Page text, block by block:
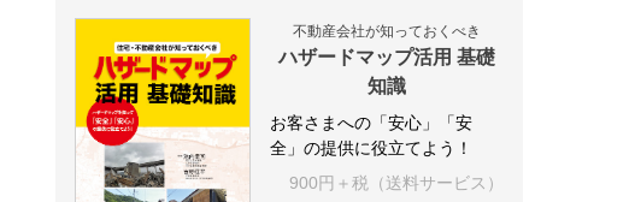
不動産会社が知っておくべき
ハザードマップ活用 基礎
知識
お客さまへの「安心」「安
全」の提供に役立てよう！
900円＋税（送料サービス）